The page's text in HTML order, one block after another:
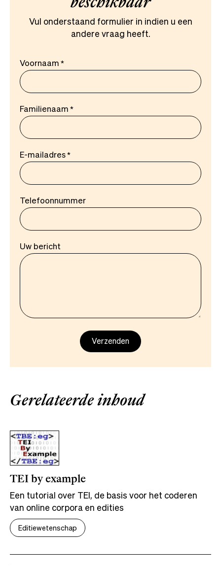
Vul onderstaand formulier in indien u een
andere vraag heeft.
Voornaam
Familienaam
E-mailadres
Telefoonnummer
Uw bericht
Gerelateerde inhoud
TEI by example
Een tutorial over TEI, de basis voor het coderen
van online corpora en edities
Editiewetenschap